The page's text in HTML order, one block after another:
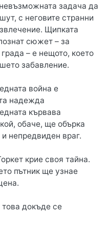
задача да
с неговите странни
Щипката
сюжет – за
– е нещото, което
забавление.
война е
надежда
кървава
обаче, ще обърка
непредвиден враг.
крие своя тайна.
пътник ще узнае
докъде се